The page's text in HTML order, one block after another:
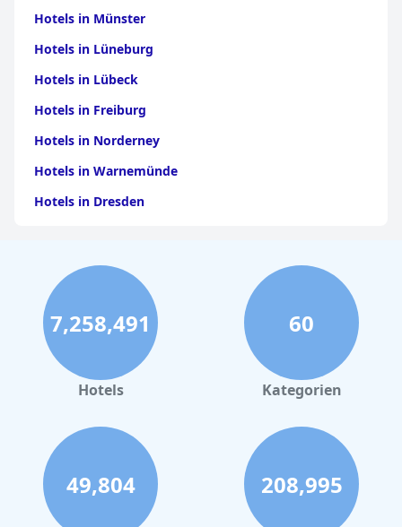
Hotels in Münster
Hotels in Lüneburg
Hotels in Lübeck
Hotels in Freiburg
Hotels in Norderney
Hotels in Warnemünde
Hotels in Dresden
Hotels in Stuttgart
Hotels in Leipzig
Hotels in Bamberg
Hotels in Nürnberg
Hotels in Büsum
Hotels in Braunschweig
Hotels im Moseltal
Hotels in Playa de Palma
7,258,491
Hotels
60
Kategorien
49,804 208,995